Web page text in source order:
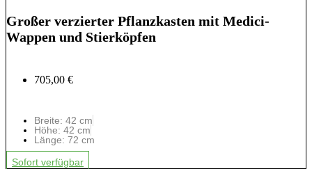
Großer verzierter Pflanzkasten mit Medici-
Wappen und Stierköpfen
705,00 €
Breite: 42 cm
Höhe: 42 cm
Länge: 72 cm
Sofort verfügbar